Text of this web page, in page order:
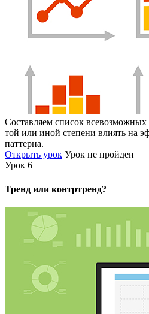
Составляем список всевозможных
той или иной степени влиять на
паттерна.
Открыть урок Урок не пройден
Урок 6
Тренд или контртренд?